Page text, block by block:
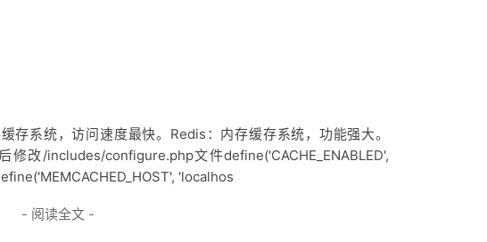
存系统，访问速度最快。Redis：内存缓存系统，功能强大。
改/includes/configure.php文件define('CACHE_ENABLED',
'localhos
- 阅读全文 -